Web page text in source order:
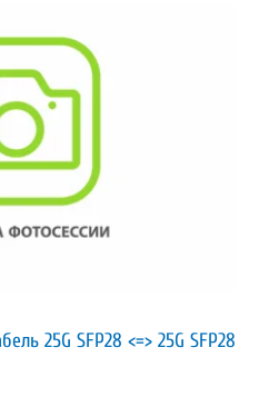
25G SFP28 <=> 25G SFP28